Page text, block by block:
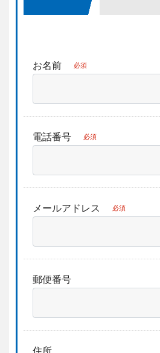
お名前 必須
電話番号 必須
メールアドレス 必須
郵便番号
住所